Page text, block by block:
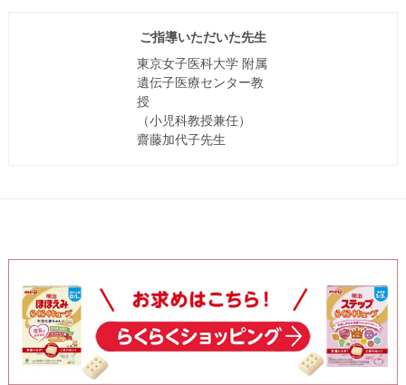
ご指導いただいた先生
東京女子医科大学 附属
遺伝子医療センター教
授
（小児科教授兼任）
齋藤加代子先生